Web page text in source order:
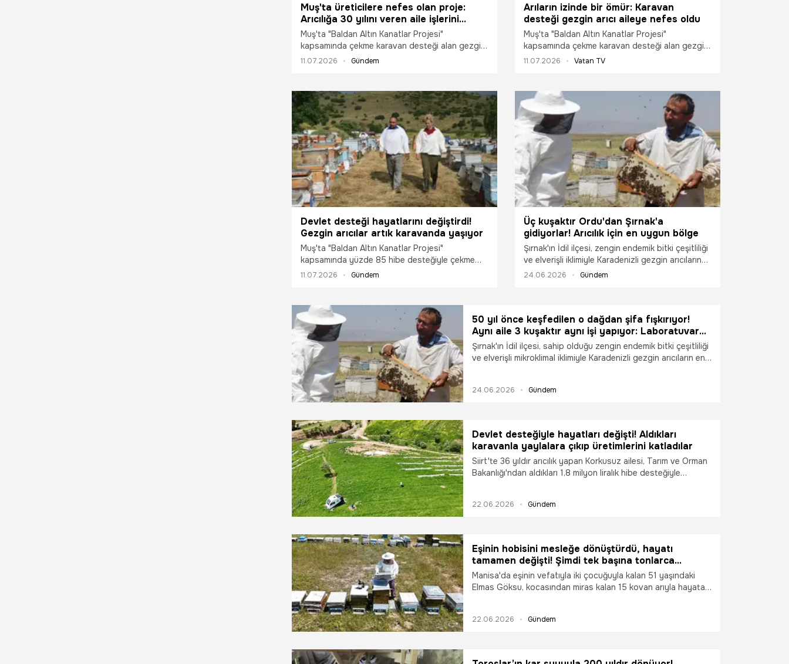
Muş'ta üreticilere nefes olan proje:
Arıcılığa 30 yılını veren aile işlerini
devlet destekleriyle büyüttü
Muş'ta "Baldan Altın Kanatlar Projesi"
kapsamında çekme karavan desteği alan gezgin
arıcılar Orhan ve Sibel Işık çifti, arılarının
sürdürüyor.
11.07.2026 Gündem
Arıların izinde bir ömür: Karavan
desteği gezgin arıcı aileye nefes oldu
Muş'ta "Baldan Altın Kanatlar Projesi"
kapsamında çekme karavan desteği alan gezgin
arıcılar Orhan ve Sibel Işık çifti, arılarının
sürdürüyor.
11.07.2026 Vatan TV
Devlet desteği hayatlarını değiştirdi!
Gezgin arıcılar artık karavanda yaşıyor
Muş'ta "Baldan Altın Kanatlar Projesi"
kapsamında yüzde 85 hibe desteğiyle çekme
karavan alan gezgin arıcı Orhan ve Sibel Işık çifti,
desteği, hem aile yaşamını kolaylaştırdı hem de
bal üretimindeki verimliliği artırdı.
11.07.2026 Gündem
Üç kuşaktır Ordu'dan Şırnak'a
gidiyorlar! Arıcılık için en uygun bölge
Şırnak'ın İdil ilçesi, zengin endemik bitki çeşitliliği
ve elverişli iklimiyle Karadenizli gezgin arıcıların
vazgeçilmez durağı haline geldi. Ordu'dan
24.06.2026 Gündem
50 yıl önce keşfedilen o dağdan şifa fışkırıyor!
Aynı aile 3 kuşaktır aynı işi yapıyor: Laboratuvar
sonuçları şoke etti, tamamen şekersiz
Şırnak'ın İdil ilçesi, sahip olduğu zengin endemik bitki çeşitliliği
ve elverişli mikroklimal iklimiyle Karadenizli gezgin arıcıların en
miras kalan arıcılık mesleğini üçüncü kuşak olarak İdil’de
laboratuvar tahlilli organik bal üreten aile, aynı zamanda bölge
halkına arıcılık eğitimleri vererek yerel kalkınmanın da fitilini
ateşliyor.
24.06.2026 Gündem
Devlet desteğiyle hayatları değişti! Aldıkları
karavanla yaylalara çıkıp üretimlerini katladılar
Siirt'te 36 yıldır arıcılık yapan Korkusuz ailesi, Tarım ve Orman
Bakanlığı'ndan aldıkları 1,8 milyon liralık hibe desteğiyle
tam donanımlı çekme karavan sayesinde artık ev konforunda
22.06.2026 Gündem
Eşinin hobisini mesleğe dönüştürdü, hayatı
tamamen değişti! Şimdi tek başına tonlarca
üretiyor
Manisa'da eşinin vefatıyla iki çocuğuyla kalan 51 yaşındaki
Elmas Göksu, kocasından miras kalan 15 kovan arıyla hayata
üretmeyi başardı.
22.06.2026 Gündem